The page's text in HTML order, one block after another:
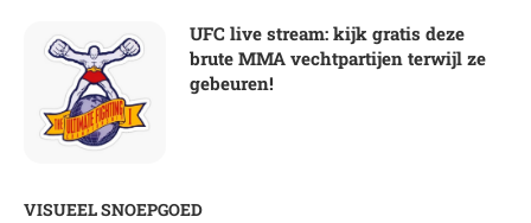
UFC live stream: kijk gratis deze
brute MMA vechtpartijen terwijl ze
gebeuren!
VISUEEL SNOEPGOED